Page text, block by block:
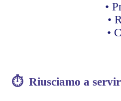
•
•
•
⏱ Riusciamo a